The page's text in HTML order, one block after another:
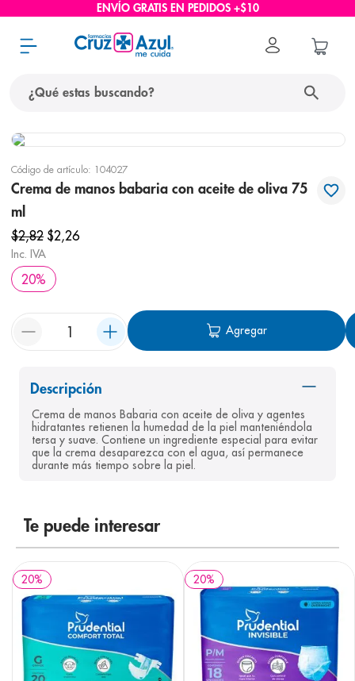
ENVÍO GRATIS EN PEDIDOS +$10
Código de artículo: 104027
Crema de manos babaria con aceite de oliva 75
ml
$2,82 $2,26
Inc. IVA
20%
Agregar
Descripción
Crema de manos Babaria con aceite de oliva y agentes
hidratantes retienen la humedad de la piel manteniéndola
tersa y suave. Contiene un ingrediente especial para evitar
que la crema desaparezca con el agua, así permanece
durante más tiempo sobre la piel.
Te puede interesar
20% 20%
términos más buscados
protector solar
3. eucerin
4 .
5. nivea
6. bioderma
pediasure
10.panolini